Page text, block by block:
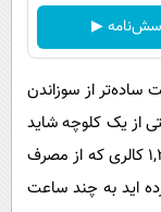
▶
ساده‌تر از سوزاندن
100 کالری دریافتی از یک کلوچه شاید
چندان سخت به نظر نرسد، اما برای سوزاندن 1,200 کالری که از مصرف
اید به چند ساعت